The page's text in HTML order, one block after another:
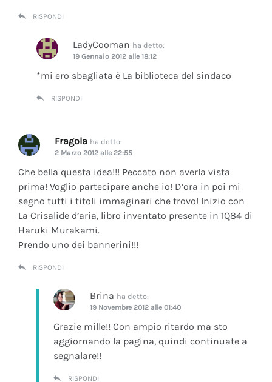
RISPONDI
LadyCooman ha detto:
19 Gennaio 2012 alle 18:12
*mi ero sbagliata è La biblioteca del sindaco
RISPONDI
Fragola ha detto:
2 Marzo 2012 alle 22:55
Che bella questa idea!!! Peccato non averla vista
prima! Voglio partecipare anche io! D’ora in poi mi
segno tutti i titoli immaginari che trovo! Inizio con
La Crisalide d’aria, libro inventato presente in 1Q84 di
Haruki Murakami.
Prendo uno dei bannerini!!!
RISPONDI
Brina ha detto:
19 Novembre 2012 alle 01:40
Grazie mille!! Con ampio ritardo ma sto
aggiornando la pagina, quindi continuate a
segnalare!!
RISPONDI